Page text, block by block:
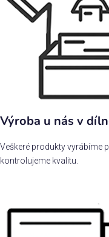
Výroba u nás v
Veškeré produkty vyrábíme
kontrolujeme kvalitu.